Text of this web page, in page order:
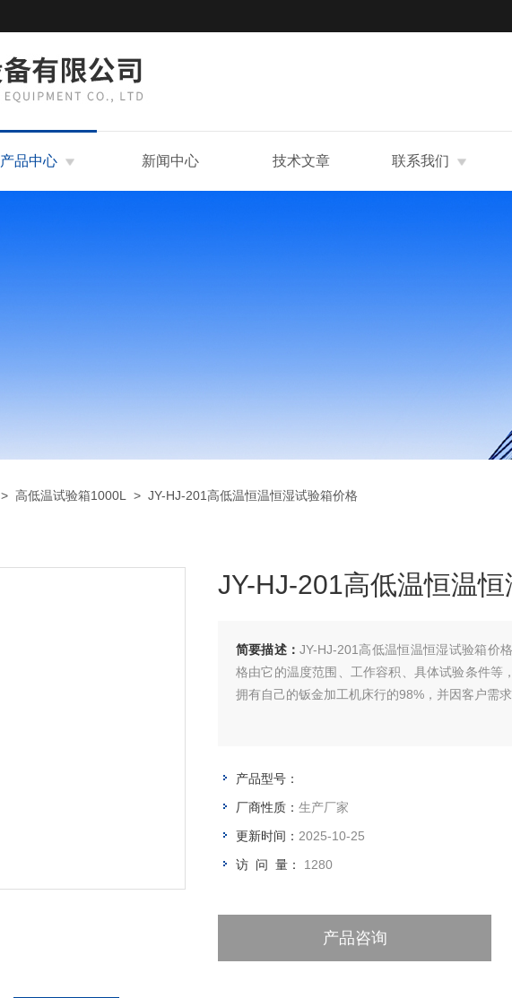
产品中心 新闻中心 技术文章 联系我们
> 高低温试验箱1000L > JY-HJ-201高低温恒温恒湿试验箱价格
JY-HJ-201高低温恒温
简要描述： JY-HJ-201高低温恒温恒湿试验箱价
格由它的温度范围、工作容积、具体试验条件等
拥有自己的钣金加工机床行的98%，并因客户需
产品型号：
厂商性质： 生产厂家
更新时间： 2025-10-25
访 问 量： 1280
产品咨询